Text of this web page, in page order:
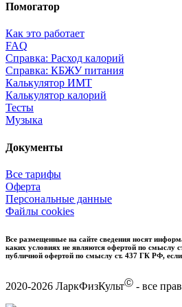
Помогатор
Как это работает
FAQ
Справка: Расход калорий
Справка: КБЖУ питания
Калькулятор ИМТ
Калькулятор калорий
Тесты
Музыка
Документы
Все тарифы
Оферта
Персональные данные
Файлы cookies
Все размещенные на сайте сведения носят
каких условиях не являются офертой по смыслу
публичной офертой по смыслу ст. 437 ГК РФ,
2020-2026 ЛаркФизКультⒸ - все